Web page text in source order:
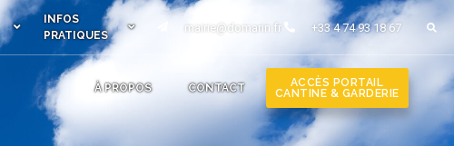
INFOS
PRATIQUES
mairie@domarin.fr +33 4 74 93 18 67
À PROPOS CONTACT
ACCÈS PORTAIL
CANTINE & GARDERIE